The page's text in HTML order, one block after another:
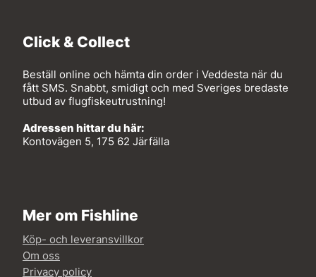
Click & Collect
Beställ online och hämta din order i Veddesta när du
fått SMS. Snabbt, smidigt och med Sveriges bredaste
utbud av flugfiskeutrustning!
Adressen hittar du här:
Kontovägen 5, 175 62 Järfälla
Mer om Fishline
Köp- och leveransvillkor
Om oss
Privacy policy